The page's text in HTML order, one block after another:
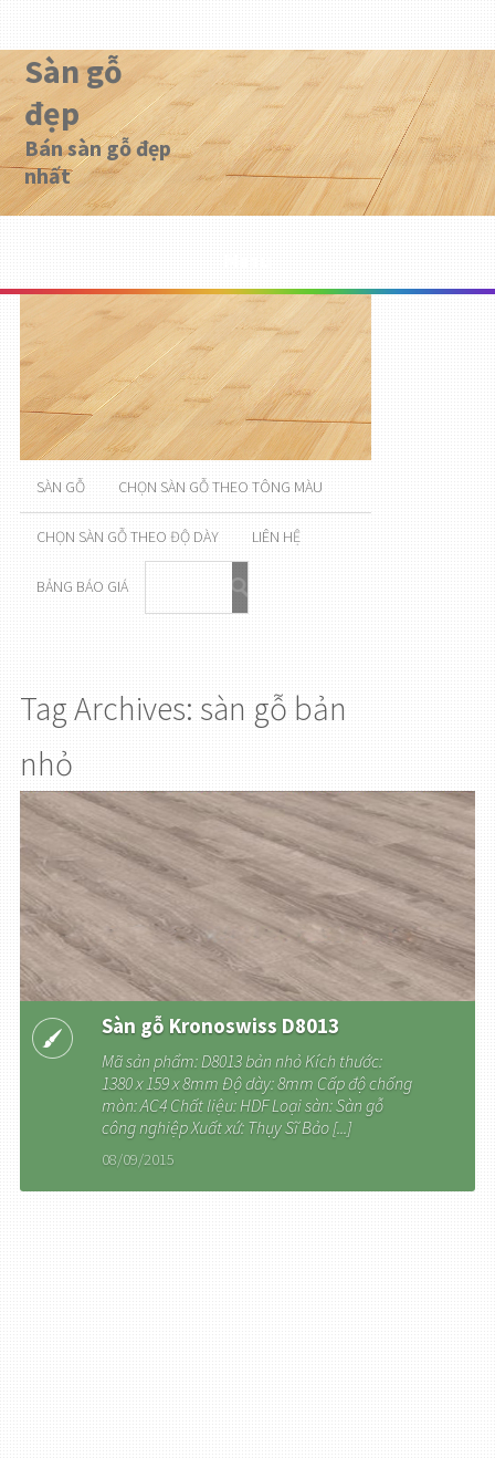
Sàn gỗ
đẹp
Bán sàn gỗ đẹp
nhất
SÀN GỖ CHỌN SÀN GỖ THEO TÔNG MÀU
CHỌN SÀN GỖ THEO ĐỘ DÀY LIÊN HỆ
BẢNG BÁO GIÁ
Tag Archives: sàn gỗ bản
nhỏ
Sàn gỗ Kronoswiss D8013
Mã sản phẩm: D8013 bản nhỏ Kích thước:
1380 x 159 x 8mm Độ dày: 8mm Cấp độ chống
mòn: AC4 Chất liệu: HDF Loại sàn: Sàn gỗ
công nghiệp Xuất xứ: Thụy Sĩ Bảo [...]
08/09/2015